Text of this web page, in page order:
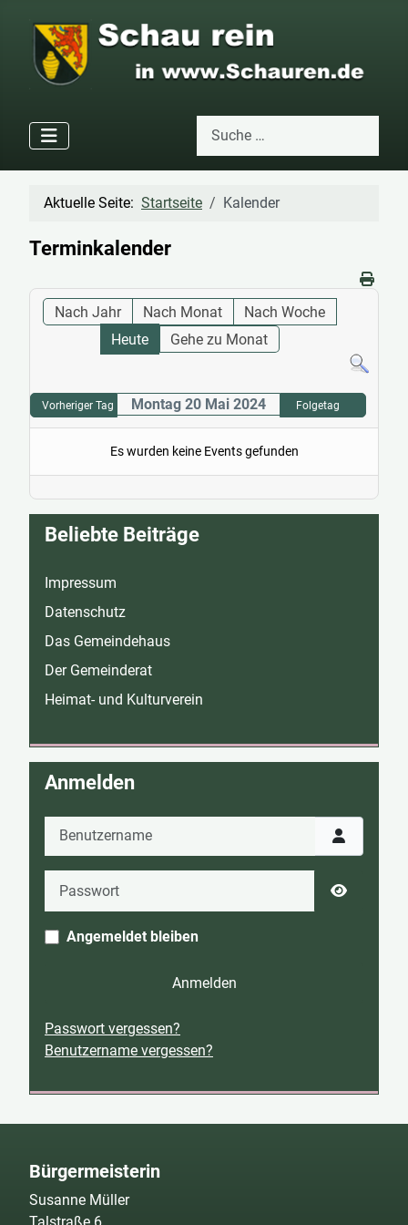
Suchen
Aktuelle Seite: Startseite Kalender
Terminkalender
Nach Jahr Nach Monat
Nach Woche
Heute
Gehe zu Monat
Vorheriger Tag Montag 20 Mai 2024 Folgetag
Es wurden keine Events gefunden
Beliebte Beiträge
Impressum
Datenschutz
Das Gemeindehaus
Der Gemeinderat
Heimat- und Kulturverein
Anmelden
Benutzername
Angemeldet bleiben
Anmelden
Passwort vergessen?
Benutzername vergessen?
Bürgermeisterin
Susanne Müller